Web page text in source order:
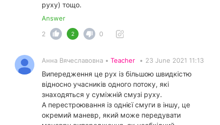
руху) тощо.
Answer
2
2 0
Анна Вячеславовна • Teacher • 23 June 2021 11:13
Випередження це рух із більшою швидкістю
відносно учасників одного потоку, які
знаходяться у суміжній смузі руху.
А перестроювання із однієї смуги в іншу, це
окремий маневр, який може передувати